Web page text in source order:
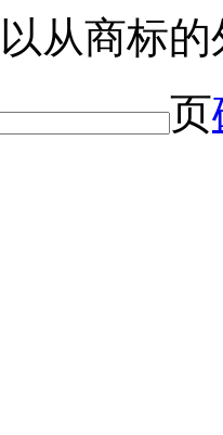
从商标
页